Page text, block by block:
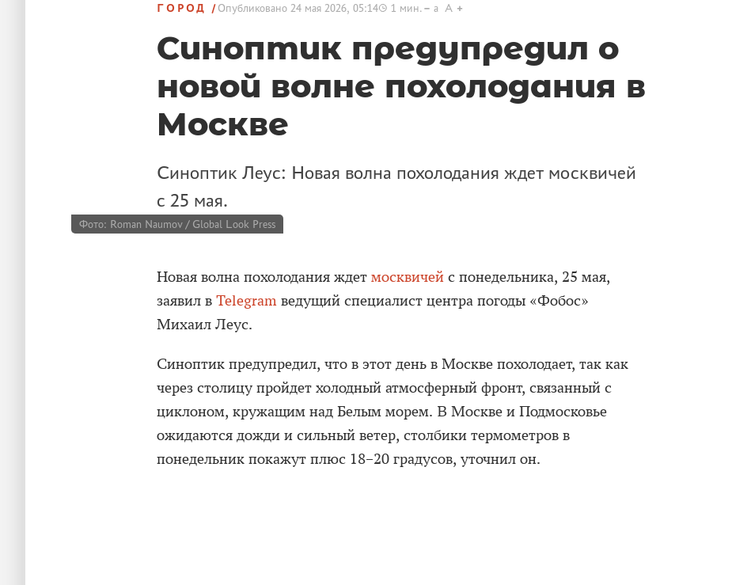
ГОРОД Опубликовано 24 мая 2026, 05:14 1 мин. a A
Синоптик предупредил о
новой волне похолодания в
Москве
Синоптик Леус: Новая волна похолодания ждет москвичей
с 25 мая.
Фото: Roman Naumov / Global Look Press
Новая волна похолодания ждет москвичей с понедельника, 25 мая,
заявил в Telegram ведущий специалист центра погоды «Фобос»
Михаил Леус.
Синоптик предупредил, что в этот день в Москве похолодает, так как
через столицу пройдет холодный атмосферный фронт, связанный с
циклоном, кружащим над Белым морем. В Москве и Подмосковье
ожидаются дожди и сильный ветер, столбики термометров в
понедельник покажут плюс 18–20 градусов, уточнил он.